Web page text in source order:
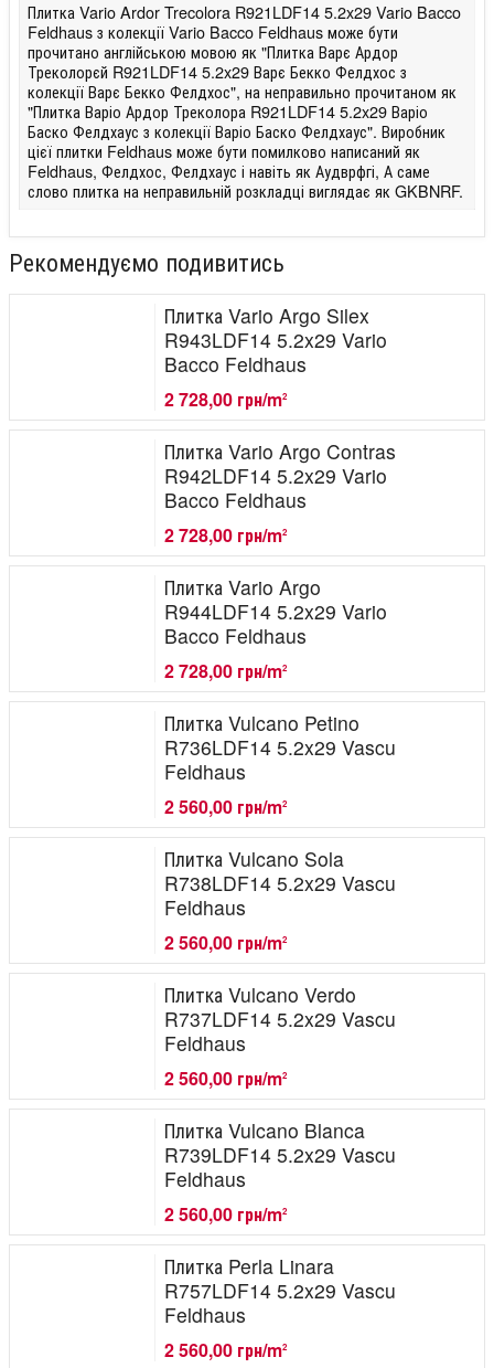
Плитка Vario Ardor Trecolora R921LDF14 5.2x29 Vario Bacco
Feldhaus з колекції Vario Bacco Feldhaus може бути
прочитано англійською мовою як "Плитка Варє Ардор
Треколорєй R921LDF14 5.2x29 Варє Бекко Фелдхос з
колекції Варє Бекко Фелдхос", на неправильно прочитаном як
"Плитка Варіо Ардор Треколора R921LDF14 5.2x29 Варіо
Баско Фелдхаус з колекції Варіо Баско Фелдхаус". Виробник
цієї плитки Feldhaus може бути помилково написаний як
Feldhaus, Фелдхос, Фелдхаус і навіть як Аудврфгі, А саме
слово плитка на неправильній розкладці виглядає як GKBNRF.
Рекомендуємо подивитись
Плитка Vario Argo Silex
R943LDF14 5.2x29 Vario
Bacco Feldhaus
2 728,00 грн/m2
Плитка Vario Argo Contras
R942LDF14 5.2x29 Vario
Bacco Feldhaus
2 728,00 грн/m2
Плитка Vario Argo
R944LDF14 5.2x29 Vario
Bacco Feldhaus
2 728,00 грн/m2
Плитка Vulcano Petino
R736LDF14 5.2x29 Vascu
Feldhaus
2 560,00 грн/m2
Плитка Vulcano Sola
R738LDF14 5.2x29 Vascu
Feldhaus
2 560,00 грн/m2
Плитка Vulcano Verdo
R737LDF14 5.2x29 Vascu
Feldhaus
2 560,00 грн/m2
Плитка Vulcano Blanca
R739LDF14 5.2x29 Vascu
Feldhaus
2 560,00 грн/m2
Плитка Perla Linara
R757LDF14 5.2x29 Vascu
Feldhaus
2 560,00 грн/m2